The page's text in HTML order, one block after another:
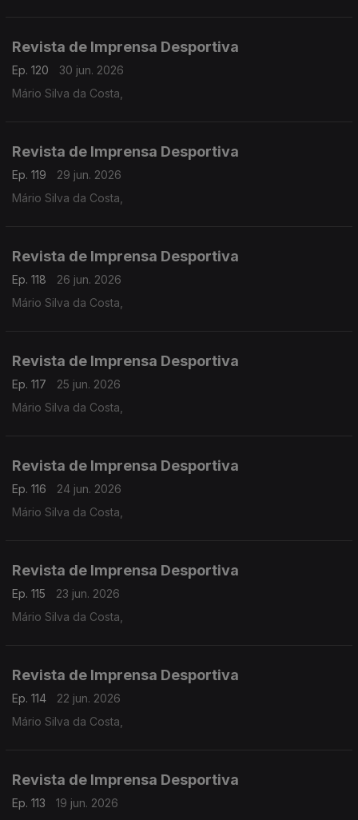
Revista de Imprensa Desportiva
Ep. 120
30 jun. 2026
Mário Silva da Costa,
Revista de Imprensa Desportiva
Ep. 119
29 jun. 2026
Mário Silva da Costa,
Revista de Imprensa Desportiva
Ep. 118
26 jun. 2026
Mário Silva da Costa,
Revista de Imprensa Desportiva
Ep. 117
25 jun. 2026
Mário Silva da Costa,
Revista de Imprensa Desportiva
Ep. 116
24 jun. 2026
Mário Silva da Costa,
Revista de Imprensa Desportiva
Ep. 115
23 jun. 2026
Mário Silva da Costa,
Revista de Imprensa Desportiva
Ep. 114
22 jun. 2026
Mário Silva da Costa,
Revista de Imprensa Desportiva
Ep. 113
19 jun. 2026